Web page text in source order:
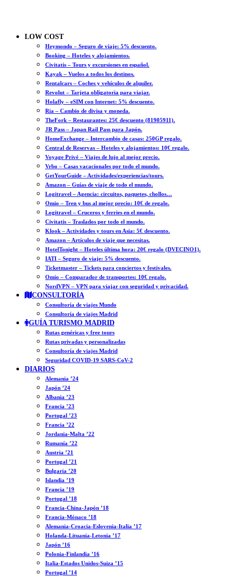
LOW COST
Heymondo – Seguro de viaje: 5% descuento.
Booking – Hoteles y alojamientos.
Civitatis – Tours y excursiones en español.
Kayak – Vuelos a todos los destinos.
Rentalcars – Coches y vehículos de alquiler.
Revolut – Tarjeta obligatoria para viajar.
Holafly – eSIM con Internet: 5% descuento.
Ria – Cambio de divisa y moneda.
TheFork – Restaurantes: 25€ descuento (81905911).
JR Pass – Japan Rail Pass para Japón.
HomeExchange – Intercambio de casas: 250GP regalo.
Central de Reservas – Hoteles y alojamientos: 10€ regalo.
Voyage Privé – Viajes de lujo al mejor precio.
Vrbo – Casas vacacionales por todo el mundo.
GetYourGuide – Actividades/experiencias/tours.
Amazon – Guías de viaje de todo el mundo.
Logitravel – Agencia: circuitos, paquetes, chollos…
Omio – Tren y bus al mejor precio: 10€ de regalo.
Logitravel – Cruceros y ferries en el mundo.
Civitatis – Traslados por todo el mundo.
Klook – Actividades y tours en Asia: 5€ descuento.
Amazon – Artículos de viaje que necesitas.
HotelTonight – Hoteles última hora: 20€ regalo (DVECINO1).
IATI – Seguro de viaje: 5% descuento.
Ticketmaster – Tickets para conciertos y festivales.
Omio – Comparador de transportes: 10€ regalo.
NordVPN – VPN para viajar con seguridad y privacidad.
CONSULTORÍA
Consultoría de viajes Mundo
Consultoría de viajes Madrid
GUÍA TURISMO MADRID
Rutas genéricas y free tours
Rutas privadas y personalizadas
Consultoría de viajes Madrid
Seguridad COVID-19 SARS-CoV-2
DIARIOS
Alemania ’24
Japón ’24
Albania ’23
Francia ’23
Portugal ’23
Francia ’22
Jordania-Malta ’22
Rumanía ’22
Austria ’21
Portugal ’21
Bulgaria ’20
Islandia ’19
Francia ’19
Portugal ’18
Francia-China-Japón ’18
Francia-Mónaco ’18
Alemania-Croacia-Eslovenia-Italia ’17
Holanda-Lituania-Letonia ’17
Japón ’16
Polonia-Finlandia ’16
Italia-Estados Unidos-Suiza ’15
Portugal ’14